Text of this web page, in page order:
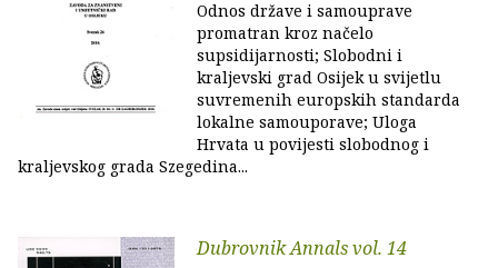
Odnos države i samouprave
promatran kroz načelo
supsidijarnosti; Slobodni i
kraljevski grad Osijek u svijetlu
suvremenih europskih standarda
lokalne samouporave; Uloga
Hrvata u povijesti slobodnog i
kraljevskog grada Szegedina...
Dubrovnik Annals vol. 14